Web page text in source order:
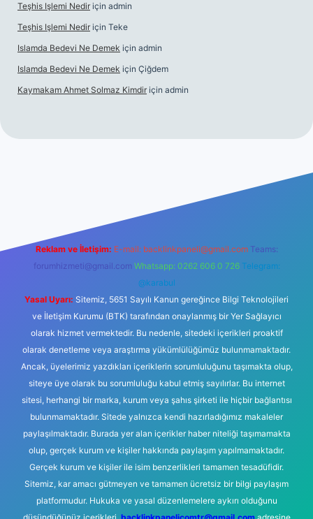
Teşhis Işlemi Nedir için admin
Teşhis Işlemi Nedir için Teke
Islamda Bedevi Ne Demek için admin
Islamda Bedevi Ne Demek için Çiğdem
Kaymakam Ahmet Solmaz Kimdir için admin
Reklam ve İletişim: E-mail: backlinkpaneli@gmail.com Teams:
forumhizmeti@gmail.com Whatsapp: 0262 606 0 726 Telegram:
@karabul
Yasal Uyarı: Sitemiz, 5651 Sayılı Kanun gereğince Bilgi Teknolojileri
ve İletişim Kurumu (BTK) tarafından onaylanmış bir Yer Sağlayıcı
olarak hizmet vermektedir. Bu nedenle, sitedeki içerikleri proaktif
olarak denetleme veya araştırma yükümlülüğümüz bulunmamaktadır.
Ancak, üyelerimiz yazdıkları içeriklerin sorumluluğunu taşımakta olup,
siteye üye olarak bu sorumluluğu kabul etmiş sayılırlar. Bu internet
sitesi, herhangi bir marka, kurum veya şahıs şirketi ile hiçbir bağlantısı
bulunmamaktadır. Sitede yalnızca kendi hazırladığımız makaleler
paylaşılmaktadır. Burada yer alan içerikler haber niteliği taşımamakta
olup, gerçek kurum ve kişiler hakkında paylaşım yapılmamaktadır.
Gerçek kurum ve kişiler ile isim benzerlikleri tamamen tesadüfidir.
Sitemiz, kar amacı gütmeyen ve tamamen ücretsiz bir bilgi paylaşım
platformudur. Hukuka ve yasal düzenlemelere aykırı olduğunu